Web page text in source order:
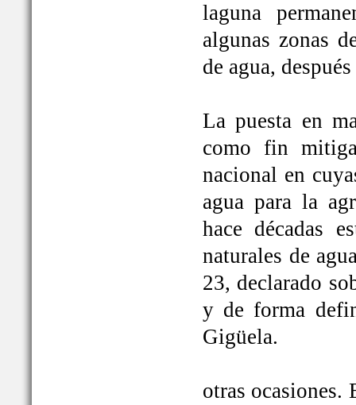
laguna
algunas zonas
de agua,
La puesta en
como fin
nacional en
agua para la
hace décadas
naturales de
23, declarado
y de forma
Gigüela.
otras ocasiones.